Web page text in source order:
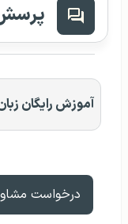
آموزش رایگان
درخواست